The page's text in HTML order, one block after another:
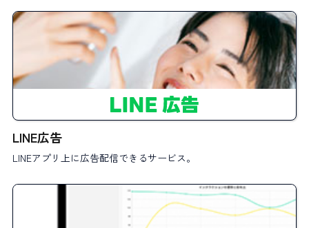
LINE広告
LINEアプリ上に広告配信できるサービス。